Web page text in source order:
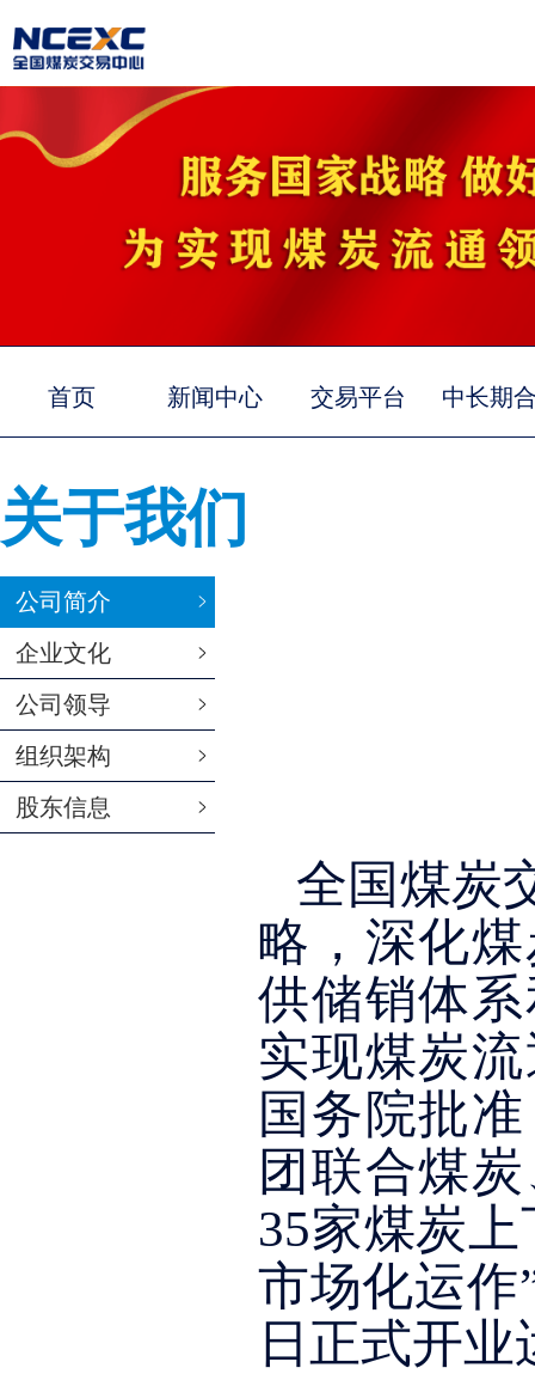
首页 新闻中心 交易平台 中长期
关于我们
公司简介
企业文化
公司领导
组织架构
股东信息
全国煤炭
略，深化
供储销体
实现煤炭
国务院批
团联合煤
35家煤炭
市场化运作
日正式开业